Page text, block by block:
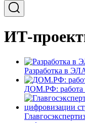
ИТ-
Разработка в
ДОМ.РФ: работа